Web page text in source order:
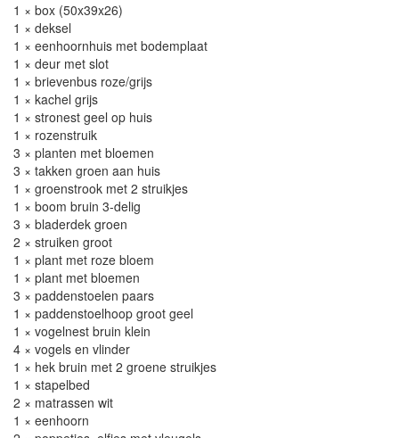
1 × box (50x39x26)
1 × deksel
1 × eenhoornhuis met bodemplaat
1 × deur met slot
1 × brievenbus roze/grijs
1 × kachel grijs
1 × stronest geel op huis
1 × rozenstruik
3 × planten met bloemen
3 × takken groen aan huis
1 × groenstrook met 2 struikjes
1 × boom bruin 3-delig
3 × bladerdek groen
2 × struiken groot
1 × plant met roze bloem
1 × plant met bloemen
3 × paddenstoelen paars
1 × paddenstoelhoop groot geel
1 × vogelnest bruin klein
4 × vogels en vlinder
1 × hek bruin met 2 groene struikjes
1 × stapelbed
2 × matrassen wit
1 × eenhoorn